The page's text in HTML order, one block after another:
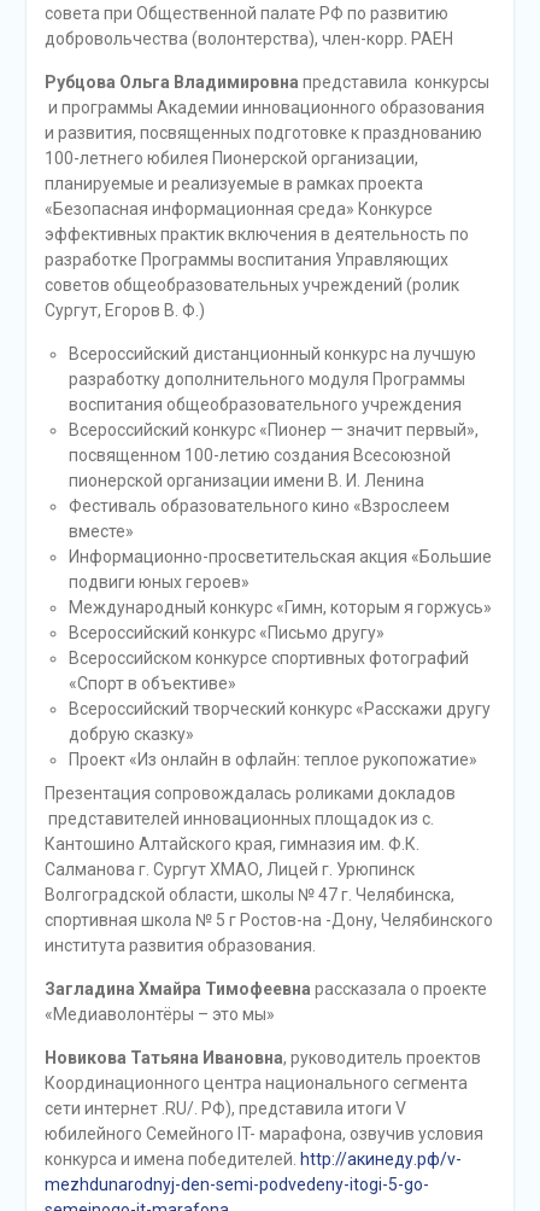
совета при Общественной палате РФ по развитию
добровольчества (волонтерства), член-корр. РАЕН
Рубцова Ольга Владимировна представила конкурсы
и программы Академии инновационного образования
и развития, посвященных подготовке к празднованию
100-летнего юбилея Пионерской организации,
планируемые и реализуемые в рамках проекта
«Безопасная информационная среда» Конкурсе
эффективных практик включения в деятельность по
разработке Программы воспитания Управляющих
советов общеобразовательных учреждений (ролик
Сургут, Егоров В. Ф.)
Всероссийский дистанционный конкурс на лучшую
разработку дополнительного модуля Программы
воспитания общеобразовательного учреждения
Всероссийский конкурс «Пионер — значит первый»,
посвященном 100-летию создания Всесоюзной
пионерской организации имени В. И. Ленина
Фестиваль образовательного кино «Взрослеем
вместе»
Информационно-просветительская акция «Большие
подвиги юных героев»
Международный конкурс «Гимн, которым я горжусь»
Всероссийский конкурс «Письмо другу»
Всероссийском конкурсе спортивных фотографий
«Спорт в объективе»
Всероссийский творческий конкурс «Расскажи другу
добрую сказку»
Проект «Из онлайн в офлайн: теплое рукопожатие»
Презентация сопровождалась роликами докладов
представителей инновационных площадок из с.
Кантошино Алтайского края, гимназия им. Ф.К.
Салманова г. Сургут ХМАО, Лицей г. Урюпинск
Волгоградской области, школы № 47 г. Челябинска,
спортивная школа № 5 г Ростов-на -Дону, Челябинского
института развития образования.
Загладина Хмайра Тимофеевна рассказала о проекте
«Медиаволонтёры – это мы»
Новикова Татьяна Ивановна, руководитель проектов
Координационного центра национального сегмента
сети интернет .RU/. РФ), представила итоги V
юбилейного Семейного IT- марафона, озвучив условия
конкурса и имена победителей. http://акинеду.рф/v-
mezhdunarodnyj-den-semi-podvedeny-itogi-5-go-